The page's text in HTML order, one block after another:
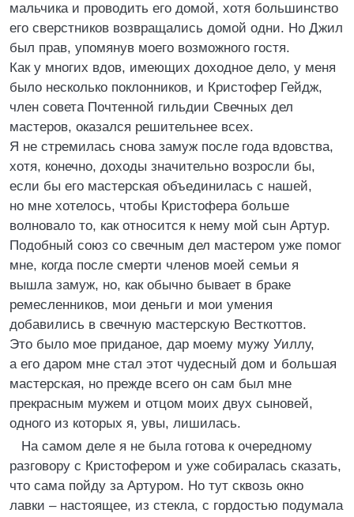
мальчика и проводить его домой, хотя большинство
его сверстников возвращались домой одни. Но Джил
был прав, упомянув моего возможного гостя.
Как у многих вдов, имеющих доходное дело, у меня
было несколько поклонников, и Кристофер Гейдж,
член совета Почтенной гильдии Свечных дел
мастеров, оказался решительнее всех.
Я не стремилась снова замуж после года вдовства,
хотя, конечно, доходы значительно возросли бы,
если бы его мастерская объединилась с нашей,
но мне хотелось, чтобы Кристофера больше
волновало то, как относится к нему мой сын Артур.
Подобный союз со свечным дел мастером уже помог
мне, когда после смерти членов моей семьи я
вышла замуж, но, как обычно бывает в браке
ремесленников, мои деньги и мои умения
добавились в свечную мастерскую Весткоттов.
Это было мое приданое, дар моему мужу Уиллу,
а его даром мне стал этот чудесный дом и большая
мастерская, но прежде всего он сам был мне
прекрасным мужем и отцом моих двух сыновей,
одного из которых я, увы, лишилась.
На самом деле я не была готова к очередному
разговору с Кристофером и уже собиралась сказать,
что сама пойду за Артуром. Но тут сквозь окно
лавки – настоящее, из стекла, с гордостью подумала